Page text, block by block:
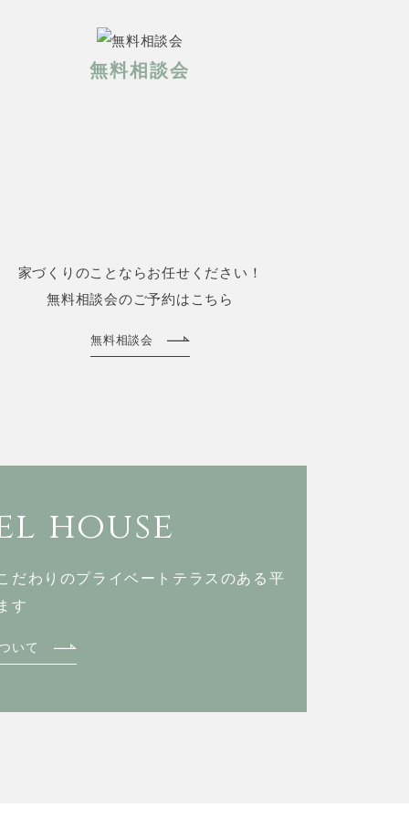
無料相談会
家づくりのことならお任せください！
無料相談会のご予約はこちら
無料相談会
house
だわりのプライベートテラスのある 平
す
いて